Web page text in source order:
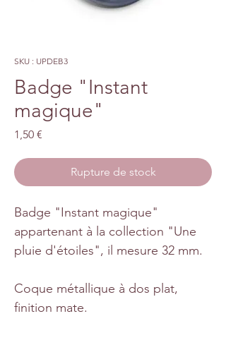
SKU : UPDEB3
Badge "Instant
magique"
1,50 €
Rupture de stock
Badge "Instant magique"
appartenant à la collection "Une
pluie d'étoiles", il mesure 32 mm.
Coque métallique à dos plat,
finition mate.